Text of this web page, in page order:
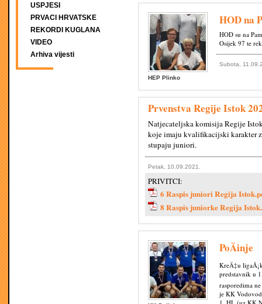
USPJESI
PRVACI HRVATSKE
REKORDI KUGLANA
VIDEO
Arhiva vijesti
HEP Plinko
HOD na
HOD su na
Osijek 97 te
Subota,
Prvenstva Regije Istok
Natjecateljska komisija Regije
koje imaju kvalifikacijski karakter
stupaju juniori.
Petak, 10.09.2021.
PRIVITCI:
6 Raspis juniori Regija
8 Raspis juniorke Regija
PoÄinje
KreÄ‡u
predstavnik u
rasporedima
je KK